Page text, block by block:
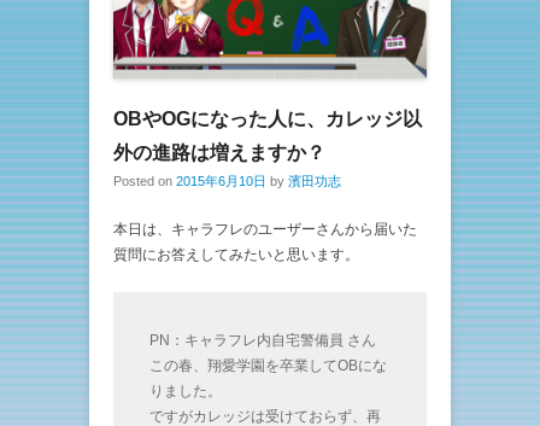
OBやOGになった人に、カレッジ以
外の進路は増えますか？
Posted on 2015年6月10日 by 濱田功志
本日は、キャラフレのユーザーさんから届いた
質問にお答えしてみたいと思います。
PN：キャラフレ内自宅警備員 さん
この春、翔愛学園を卒業してOBにな
りました。
ですがカレッジは受けておらず、再